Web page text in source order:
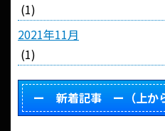
(1)
2021年11月
(1)
ー 新着記事 ー（上から